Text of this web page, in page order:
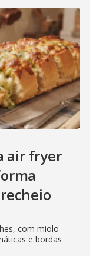
air fryer
com miolo
e bordas